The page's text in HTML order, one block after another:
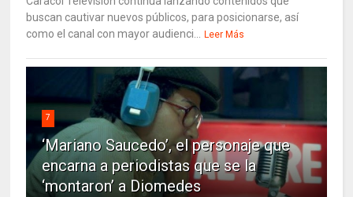
buscan cautivar nuevos públicos, para posicionarse, así
como el canal con mayor audienci... Leer Más
7
‘Mariano Saucedo’, el personaje que
encarna a periodistas que se la
‘montaron’ a Diomedes